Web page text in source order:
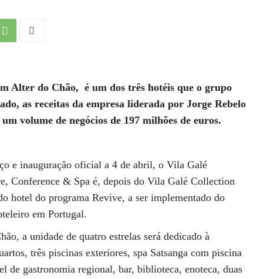
Alter do Chão, é um dos três hotéis que o grupo
as receitas da empresa liderada por Jorge Rebelo
volume de negócios de 197 milhões de euros.
e inauguração oficial a 4 de abril, o Vila Galé
Conference & Spa é, depois do Vila Galé Collection
hotel do programa Revive, a ser implementado do
em Portugal.
a unidade de quatro estrelas será dedicado à
três piscinas exteriores, spa Satsanga com piscina
de gastronomia regional, bar, biblioteca, enoteca, duas